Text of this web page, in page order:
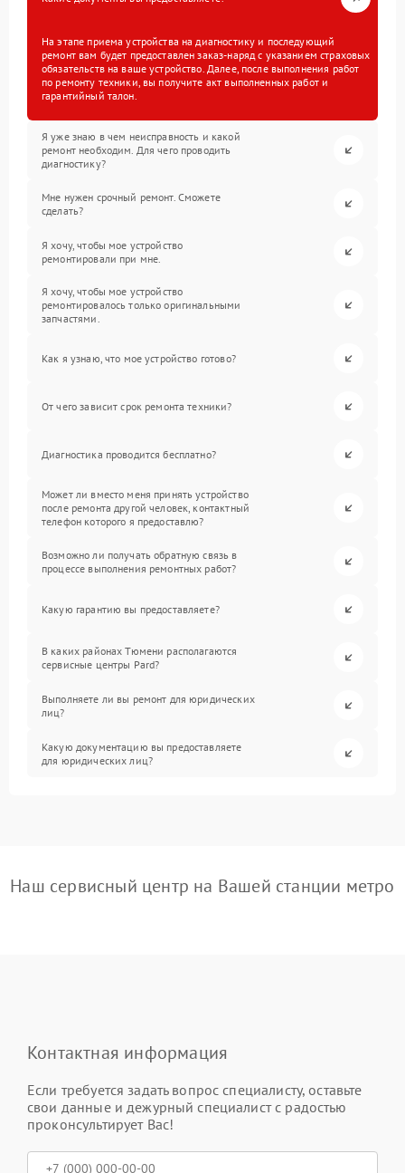
На этапе приема устройства на диагностику и последующий
ремонт вам будет предоставлен заказ-наряд с указанием страховых
обязательств на ваше устройство. Далее, после выполнения работ
по ремонту техники, вы получите акт выполненных работ и
гарантийный талон.
Я уже знаю в чем неисправность и какой
ремонт необходим. Для чего проводить
диагностику?
Мне нужен срочный ремонт. Сможете
сделать?
Я хочу, чтобы мое устройство
ремонтировали при мне.
Я хочу, чтобы мое устройство
ремонтировалось только оригинальными
запчастями.
Как я узнаю, что мое устройство готово?
От чего зависит срок ремонта техники?
Диагностика проводится бесплатно?
Может ли вместо меня принять устройство
после ремонта другой человек, контактный
телефон которого я предоставлю?
Возможно ли получать обратную связь в
процессе выполнения ремонтных работ?
Какую гарантию вы предоставляете?
В каких районах Тюмени располагаются
сервисные центры Pard?
Выполняете ли вы ремонт для юридических
лиц?
Какую документацию вы предоставляете
для юридических лиц?
Наш сервисный центр на Вашей станции метро
Контактная информация
Если требуется задать вопрос специалисту, оставьте
свои данные и дежурный специалист с радостью
проконсультирует Вас!